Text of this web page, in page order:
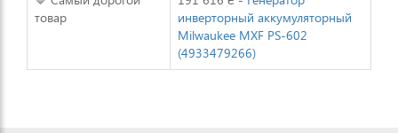
товар
инверторный аккумуляторный
Milwaukee MXF PS-602
(4933479266)